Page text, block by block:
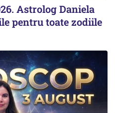
Astrolog Daniela
pentru toate zodiile